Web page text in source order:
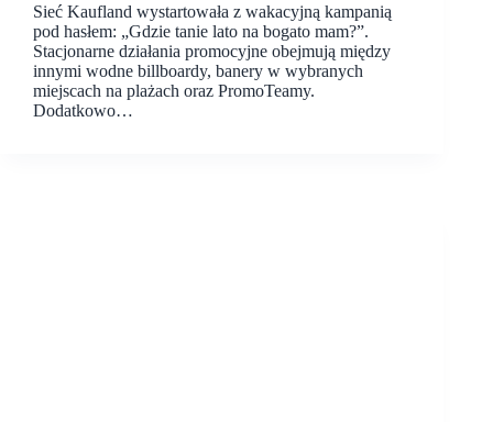
Sieć Kaufland wystartowała z wakacyjną kampanią
pod hasłem: „Gdzie tanie lato na bogato mam?”.
Stacjonarne działania promocyjne obejmują między
innymi wodne billboardy, banery w wybranych
miejscach na plażach oraz PromoTeamy.
Dodatkowo…